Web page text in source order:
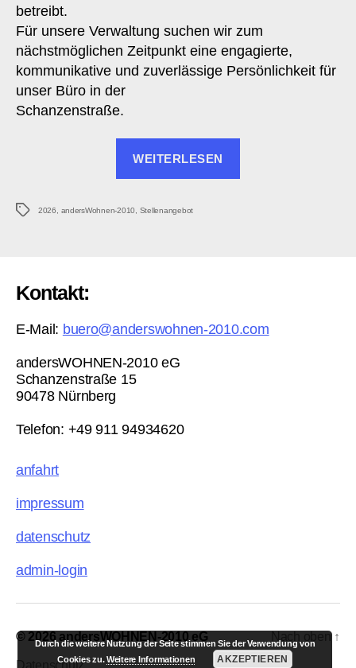
betreibt.
Für unsere Verwaltung suchen wir zum
nächstmöglichen Zeitpunkt eine engagierte,
kommunikative und zuverlässige Persönlichkeit für
unser Büro in der
Schanzenstraße.
WEITERLESEN
Schlagwörter
2026 andersWohnen-2010 Stellenangebot
Kontakt:
E-Mail: buero@anderswohnen-2010.com
andersWOHNEN-2010 eG
Schanzenstraße 15
90478 Nürnberg
Telefon: +49 911 94934620
anfahrt
impressum
datenschutz
admin-login
© 2026 andersWOHNEN-2010 eG
Datenschutz
Nach oben ↑
Durch die weitere Nutzung der Seite stimmen Sie der Verwendung von
Cookies zu.Weitere Informationen AKZEPTIEREN